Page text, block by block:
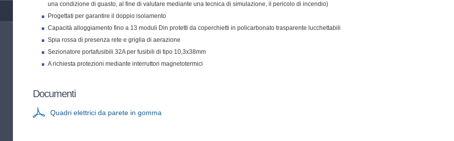
una condizione di guasto, al fine di valutare mediante una tecnica di simulazione, il pericolo di incendio)
Progettati per garantire il doppio isolamento
Capacità alloggiamento fino a 13 moduli Din protetti da coperchietti in policarbonato trasparente lucchettabili
Spia rossa di presenza rete e griglia di aerazione
Sezionatore portafusibili 32A per fusibili di tipo 10,3x38mm
A richiesta protezioni mediante interruttori magnetotermici
Documenti
Quadri elettrici da parete in gomma